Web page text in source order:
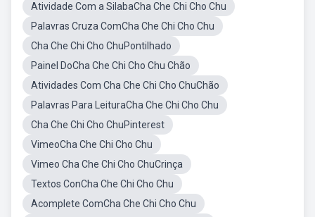
Atividade Com a SilabaCha Che Chi Cho Chu
Palavras Cruza ComCha Che Chi Cho Chu
Cha Che Chi Cho ChuPontilhado
Painel DoCha Che Chi Cho Chu Chão
Atividades Com Cha Che Chi Cho ChuChão
Palavras Para LeituraCha Che Chi Cho Chu
Cha Che Chi Cho ChuPinterest
VimeoCha Che Chi Cho Chu
Vimeo Cha Che Chi Cho ChuCrinça
Textos ConCha Che Chi Cho Chu
Acomplete ComCha Che Chi Cho Chu